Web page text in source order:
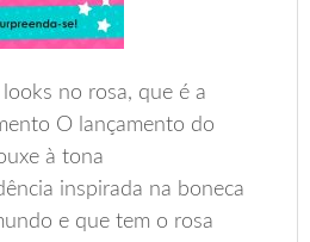
no rosa, que é a
O lançamento do
à tona
inspirada na boneca
e que tem o rosa